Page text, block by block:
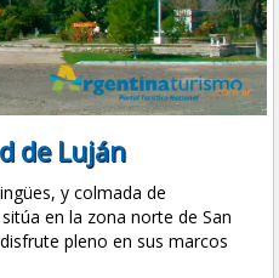
de Luján
y colmada de
en la zona norte de San
pleno en sus marcos